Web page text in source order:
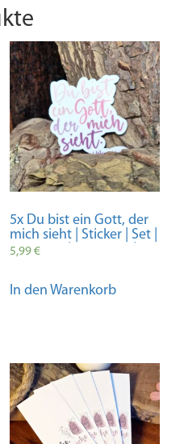
5x Du bist ein Gott, der
mich sieht | Sticker | Set |
Bibelvers | Christlich |
| Geschenk
5,99€
In den Warenkorb